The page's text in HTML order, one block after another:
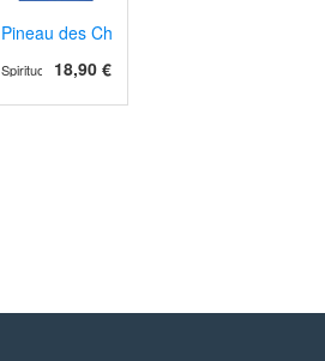
Ruby Reserve
Pineau des Charentes, Aperitif-
18,90 €
Spirituosen